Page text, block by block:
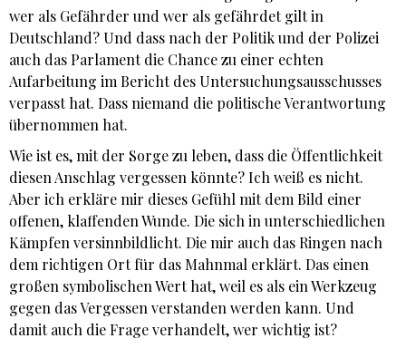
wer als Gefährder und wer als gefährdet gilt in
Deutschland? Und dass nach der Politik und der Polizei
auch das Parlament die Chance zu einer echten
Aufarbeitung im Bericht des Untersuchungsausschusses
verpasst hat. Dass niemand die politische Verantwortung
übernommen hat.
Wie ist es, mit der Sorge zu leben, dass die Öffentlichkeit
diesen Anschlag vergessen könnte? Ich weiß es nicht.
Aber ich erkläre mir dieses Gefühl mit dem Bild einer
offenen, klaffenden Wunde. Die sich in unterschiedlichen
Kämpfen versinnbildlicht. Die mir auch das Ringen nach
dem richtigen Ort für das Mahnmal erklärt. Das einen
großen symbolischen Wert hat, weil es als ein Werkzeug
gegen das Vergessen verstanden werden kann. Und
damit auch die Frage verhandelt, wer wichtig ist?